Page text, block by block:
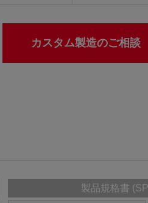
カスタム製造のご相談
製品規格書